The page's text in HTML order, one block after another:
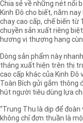
Chia sẻ về những nét nổi
Kinh Đô cho biết, năm
chay cao cấp, chế biến từ
chuyền sản xuất riêng
hương vị thượng hạng
Dòng sản phẩm này
tháng xuất hiện trên thị
cao cấp khác của Kinh Đô
Toàn Bích gửi gắm thông
hút người tiêu dùng lựa
“Trung Thu là dịp để
không chỉ đơn thuần là